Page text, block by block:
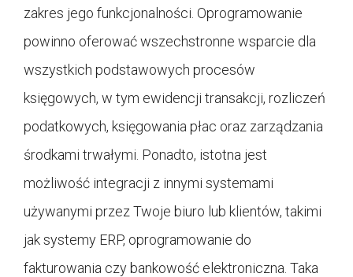
zakres jego funkcjonalności. Oprogramowanie
powinno oferować wszechstronne wsparcie dla
wszystkich podstawowych procesów
księgowych, w tym ewidencji transakcji, rozliczeń
podatkowych, księgowania płac oraz zarządzania
środkami trwałymi. Ponadto, istotna jest
możliwość integracji z innymi systemami
używanymi przez Twoje biuro lub klientów, takimi
jak systemy ERP, oprogramowanie do
fakturowania czy bankowość elektroniczna. Taka